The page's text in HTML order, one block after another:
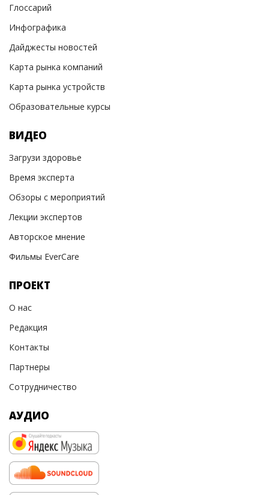
Глоссарий
Инфографика
Дайджесты новостей
Карта рынка компаний
Карта рынка устройств
Образовательные курсы
ВИДЕО
Загрузи здоровье
Время эксперта
Обзоры с мероприятий
Лекции экспертов
Авторское мнение
Фильмы EverCare
ПРОЕКТ
О нас
Редакция
Контакты
Партнеры
Сотрудничество
АУДИО